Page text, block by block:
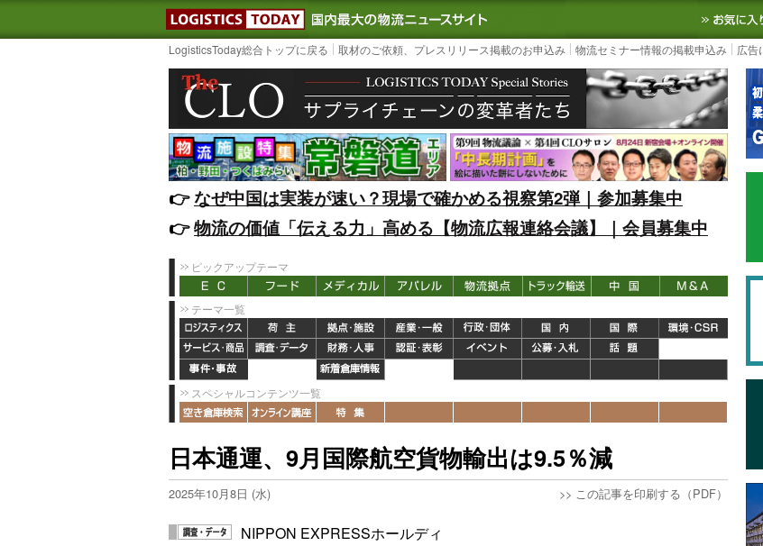
LOGISTICS TODAY｜国内最大の物流ニュースサイト3PL, SCMなど国内外の最
LogisticsToday総合トップに戻る 取材のご依頼、プレスリリース掲載のお申込み 物流セミナー情報の掲載申込み 広告
👉️なぜ中国は実装が速い？現場で確かめる視察第2弾｜参加募集中
👉️物流の価値「伝える力」高める【物流広報連絡会議】｜会員募集中
ピックアップテーマ
テーマ一覧
スペシャルコンテンツ一覧
日本通運、9月国際航空貨物輸出は9.5％減
2025年10月8日 (水) >> この記事を印刷する（PDF）
NIPPON EXPRESSホールディ